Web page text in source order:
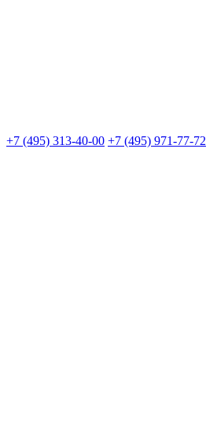
+7 (495) 313-40-00 +7 (495) 971-77-72